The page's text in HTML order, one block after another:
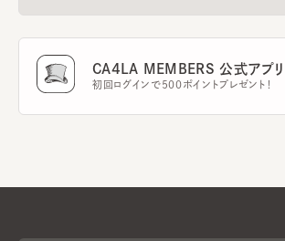
CA4LA MEMBERS 公式アプリ
初回ログインで500ポイントプレゼント！